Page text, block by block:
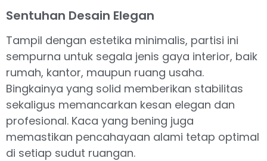
Sentuhan Desain Elegan
Tampil dengan estetika minimalis, partisi ini
sempurna untuk segala jenis gaya interior, baik
rumah, kantor, maupun ruang usaha.
Bingkainya yang solid memberikan stabilitas
sekaligus memancarkan kesan elegan dan
profesional. Kaca yang bening juga
memastikan pencahayaan alami tetap optimal
di setiap sudut ruangan.